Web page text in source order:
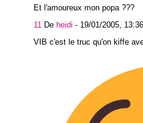
Et l'amoureux mon popa ???
11 De heidi - 19/01/2005, 13:36
VIB c'est le truc qu'on kiffe